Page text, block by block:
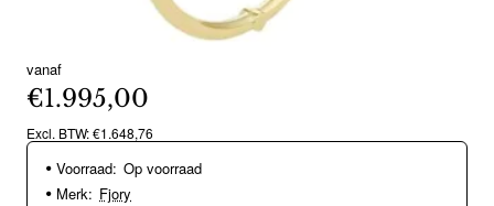
vanaf
€1.995,00
Excl. BTW: €1.648,76
Voorraad: Op voorraad
Merk: Fjory